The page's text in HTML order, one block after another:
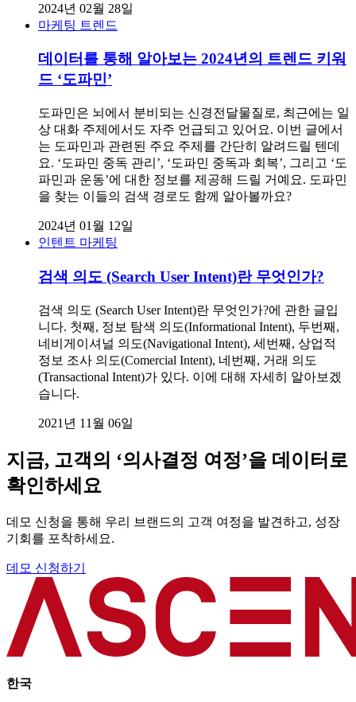
2024년 02월 28일
마케팅 트렌드
데이터를 통해 알아보는 2024년의 트렌드 키워
드 ‘도파민’
도파민은 뇌에서 분비되는 신경전달물질로, 최근에는 일
상 대화 주제에서도 자주 언급되고 있어요. 이번 글에서
는 도파민과 관련된 주요 주제를 간단히 알려드릴 텐데
요. ‘도파민 중독 관리’, ‘도파민 중독과 회복’, 그리고 ‘도
파민과 운동’에 대한 정보를 제공해 드릴 거예요. 도파민
을 찾는 이들의 검색 경로도 함께 알아볼까요?
2024년 01월 12일
인텐트 마케팅
검색 의도 (Search User Intent)란 무엇인가?
검색 의도 (Search User Intent)란 무엇인가?에 관한 글입
니다. 첫째, 정보 탐색 의도(Informational Intent), 두번째,
네비게이셔널 의도(Navigational Intent), 세번째, 상업적
정보 조사 의도(Comercial Intent), 네번째, 거래 의도
(Transactional Intent)가 있다. 이에 대해 자세히 알아보겠
습니다.
2021년 11월 06일
지금, 고객의 ‘의사결정 여정’을 데이터로
확인하세요
데모 신청을 통해 우리 브랜드의 고객 여정을 발견하고, 성장
기회를 포착하세요.
데모 신청하기
한국